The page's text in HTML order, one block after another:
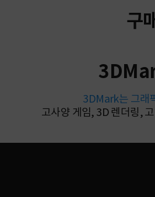
구
3DMark는 그래
고사양 게임, 3D 렌더링,